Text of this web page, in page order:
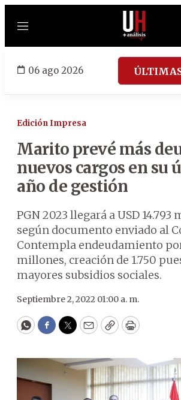
Menú
06 ago 2026
Edición Impresa
Marito prevé más
nuevos cargos en su
año de gestión
PGN 2023 llegará a USD 14.793
según documento enviado al
Contempla endeudamiento
millones, creación de 1.750
mayores subsidios sociales.
Septiembre 2, 2022 01:00 a. m.
WhatsApp
Facebook
Twitter
EmailCopyPrint